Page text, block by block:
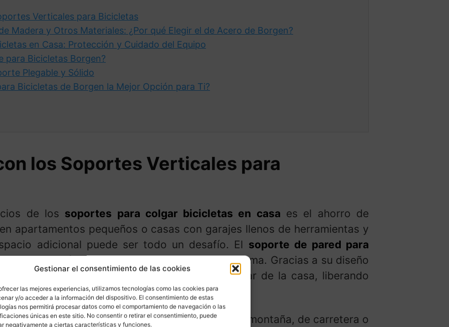
Gestionar el consentimiento de las cookies
las mejores experiencias, utilizamos tecnologías como las cookies para
y/o acceder a la información del dispositivo. El consentimiento de estas
nos permitirá procesar datos como el comportamiento de navegación o las
únicas en este sitio. No consentir o retirar el consentimiento, puede
negativamente a ciertas características y funciones.
Verticales para Bicicletas
Madera y Otros Materiales: ¿Por qué Elegir el de Acero de Borgen?
en Casa: Protección y Cuidado del Equipo
para Bicicletas Borgen?
Plegable y Sólido
Bicicletas de Borgen la Mejor Opción para Ti?
los Soportes Verticales para
de los soportes para colgar bicicletas en casa es el ahorro de
apartamentos pequeños o casas con garajes llenos de herramientas y
adicional puede ser todo un desafío. El soporte de pared para
específicamente para abordar este problema. Gracias a su diseño
bicicleta de manera eficiente en cualquier lugar de la casa, liberando
de espacio útil.
es sencillo: simplemente colocas la bicicleta de montaña, de carretera o